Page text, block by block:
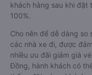
khách hàng sau khi
100%.
Cho nên để dễ dàng so
các nhà xe đi, được
nhiều ưu đãi giảm giá
Đồng, hành khách có